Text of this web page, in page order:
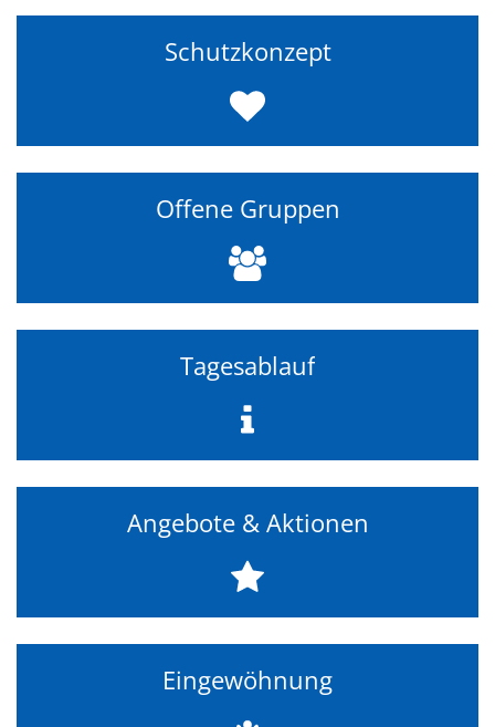
Schutzkonzept
Offene Gruppen
Tagesablauf
Angebote & Aktionen
Eingewöhnung